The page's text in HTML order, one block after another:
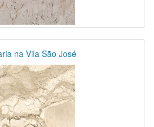
na Vila São José